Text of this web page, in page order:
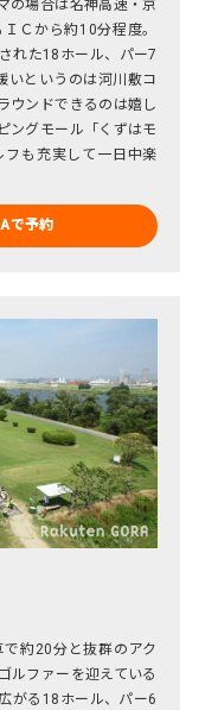
の場合は名神高速・京
Ｃから約10分程度。
れた18ホール、パー7
いというのは河川敷コ
ウンドできるのは嬉し
ングモール「くずはモ
も充実して一日中楽
で予約
約20分と抜群のアク
ルファーを迎えている
がる18ホール、パー6